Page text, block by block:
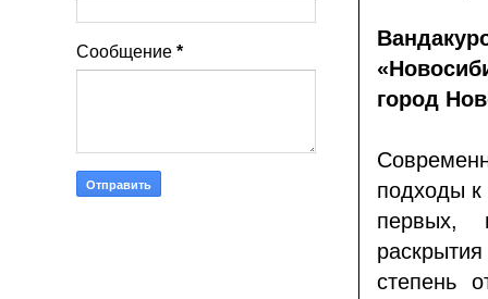
город
подходы
первых,
степень
Сообщение *